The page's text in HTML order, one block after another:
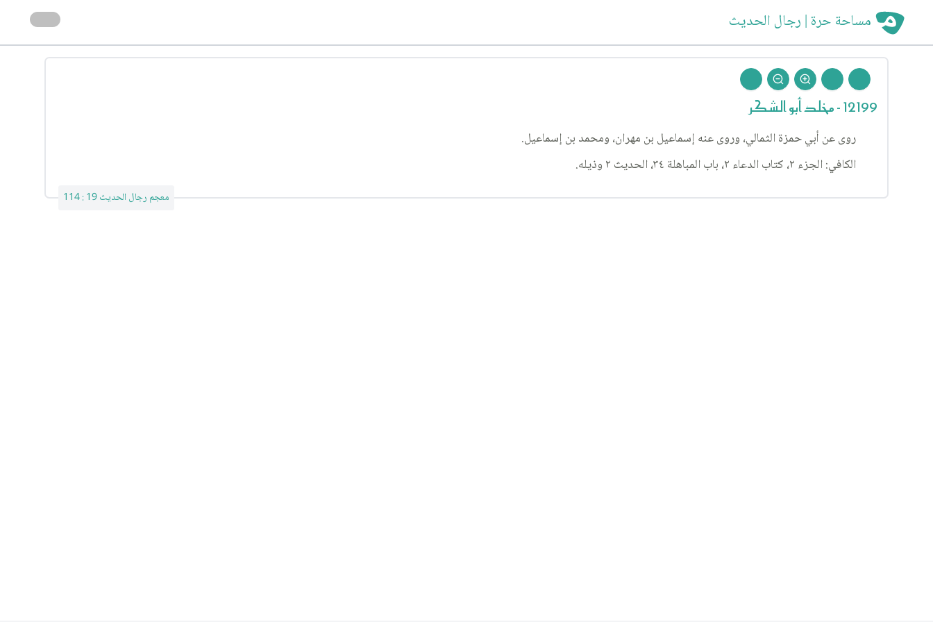
مساحة حرة | رجال الحديث
12199 - مخلد أبو الشكر
روى عن أبي حمزة الثمالي، وروى عنه إسماعيل بن مهران، ومحمد بن إسماعيل.
الكافي: الجزء ٢، كتاب الدعاء ٢، باب المباهلة ٣٤، الحديث ٢ وذيله.
معجم رجال الحديث 19 : 114